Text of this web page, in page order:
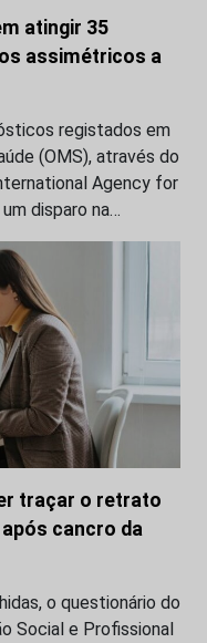
atingir 35
assimétricos a
registados em
(OMS), através do
Agency for
disparo na…
traçar o retrato
cancro da
o questionário do
Social e Profissional